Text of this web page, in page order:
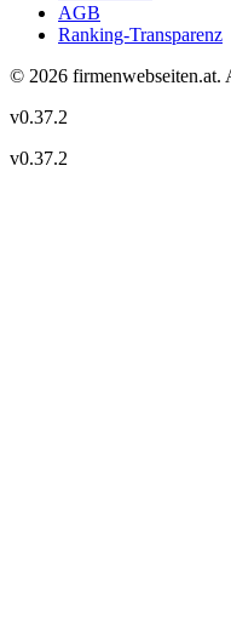
AGB
Ranking-Transparenz
© 2026 firmenwebseiten.at.
v0.37.2
v0.37.2